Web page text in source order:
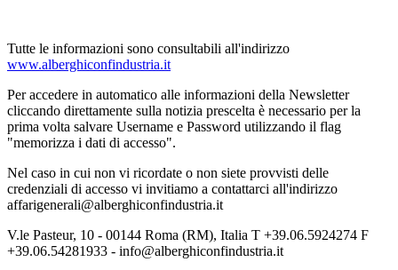
Tutte le informazioni sono consultabili all'indirizzo
www.alberghiconfindustria.it
Per accedere in automatico alle informazioni della Newsletter
cliccando direttamente sulla notizia prescelta è necessario per la
prima volta salvare Username e Password utilizzando il flag
"memorizza i dati di accesso".
Nel caso in cui non vi ricordate o non siete provvisti delle
credenziali di accesso vi invitiamo a contattarci all'indirizzo
affarigenerali@alberghiconfindustria.it
V.le Pasteur, 10 - 00144 Roma (RM), Italia T +39.06.5924274 F
+39.06.54281933 - info@alberghiconfindustria.it